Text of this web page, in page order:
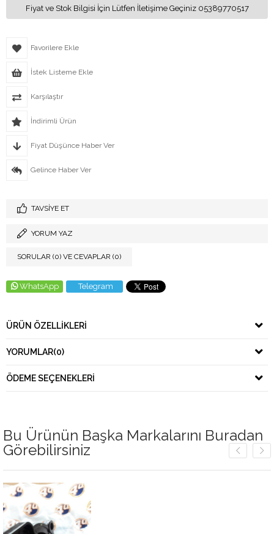
Fiyat ve Stok Bilgisi İçin Lütfen İletişime Geçiniz 05389770517
Favorilere Ekle
İstek Listeme Ekle
Karşılaştır
İndirimli Ürün
Fiyat Düşünce Haber Ver
Gelince Haber Ver
TAVSIYE ET
YORUM YAZ
SORULAR (0) VE CEVAPLAR (0)
WhatsApp Telegram
ÜRÜN ÖZELLIKLERI
YORUMLAR(0)
ÖDEME SEÇENEKLERI
Bu Ürünün Başka Markalarını Buradan
Görebilirsiniz